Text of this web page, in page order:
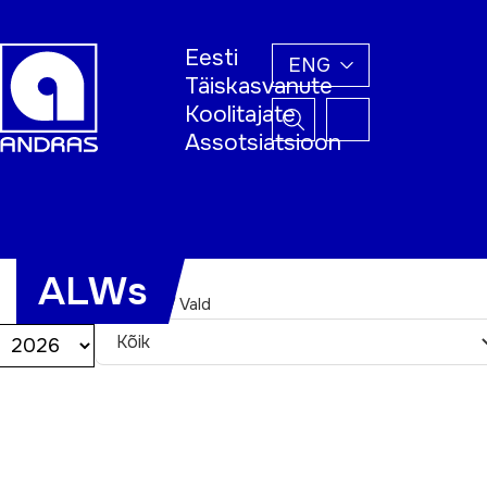
Eesti
Täiskasvanute
Koolitajate
Assotsiatsioon
ENG
ALWsMaakond / Vald